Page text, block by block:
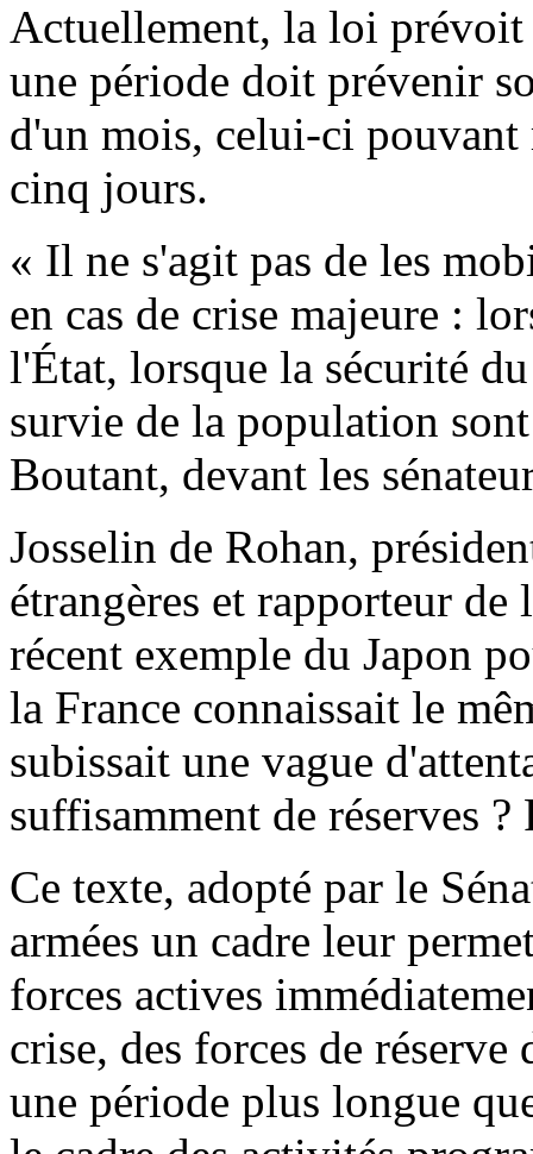
Actuellement, la loi
une période doit prévenir
d'un mois, celui-ci pouvant
cinq jours.
« Il ne s'agit pas de les
en cas de crise majeure :
l'État, lorsque la sécurité
survie de la population
Boutant, devant les
Josselin de Rohan,
étrangères et rapporteur
récent exemple du Japon
la France connaissait le
subissait une vague
suffisamment de réserves
Ce texte, adopté par le
armées un cadre leur
forces actives
crise, des forces de
une période plus longue